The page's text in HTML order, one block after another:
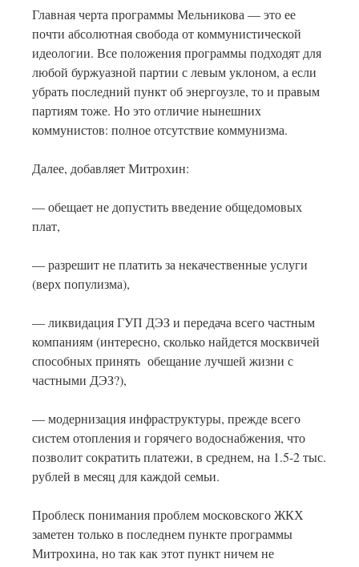
Главная черта программы Мельникова — это ее
почти абсолютная свобода от коммунистической
идеологии. Все положения программы подходят для
любой буржуазной партии с левым уклоном, а если
убрать последний пункт об энергоузле, то и правым
партиям тоже. Но это отличие нынешних
коммунистов: полное отсутствие коммунизма.
Далее, добавляет Митрохин:
— обещает не допустить введение общедомовых
плат,
— разрешит не платить за некачественные услуги
(верх популизма),
— ликвидация ГУП ДЭЗ и передача всего частным
компаниям (интересно, сколько найдется москвичей
способных принять обещание лучшей жизни с
частными ДЭЗ?),
— модернизация инфраструктуры, прежде всего
систем отопления и горячего водоснабжения, что
позволит сократить платежи, в среднем, на 1.5-2 тыс.
рублей в месяц для каждой семьи.
Проблеск понимания проблем московского ЖКХ
заметен только в последнем пункте программы
Митрохина, но так как этот пункт ничем не